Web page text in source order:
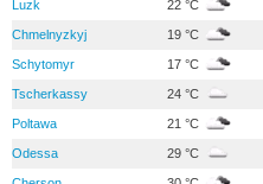
Luzk 22 °C
Chmelnyzkyj 19 °C
Schytomyr 17 °C
Tscherkassy 24 °C
Poltawa 21 °C
Odessa 29 °C